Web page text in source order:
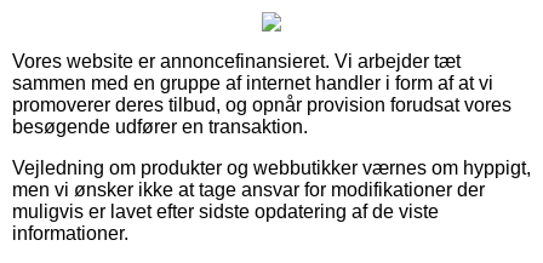
Vores website er annoncefinansieret. Vi arbejder tæt
sammen med en gruppe af internet handler i form af at vi
promoverer deres tilbud, og opnår provision forudsat vores
besøgende udfører en transaktion.
Vejledning om produkter og webbutikker værnes om hyppigt,
men vi ønsker ikke at tage ansvar for modifikationer der
muligvis er lavet efter sidste opdatering af de viste
informationer.